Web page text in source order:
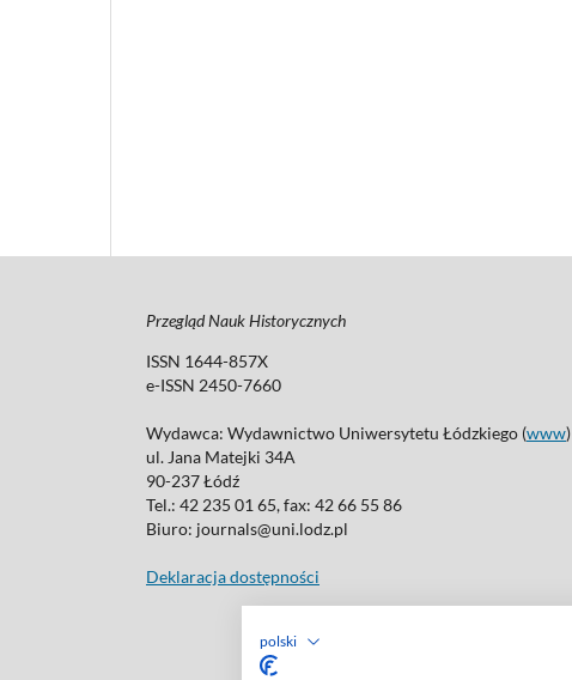
polski
Przegląd Nauk Historycznych
ISSN 1644-857X
e-ISSN 2450-7660
Wydawca: Wydawnictwo Uniwersytetu Łódzkiego (www)
ul. Jana Matejki 34A
90-237 Łódź
Tel.: 42 235 01 65, fax: 42 66 55 86
Biuro: journals@uni.lodz.pl
Deklaracja dostępności